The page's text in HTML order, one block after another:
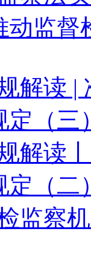
动监
解读 |
定（三
解读
定（二
监察